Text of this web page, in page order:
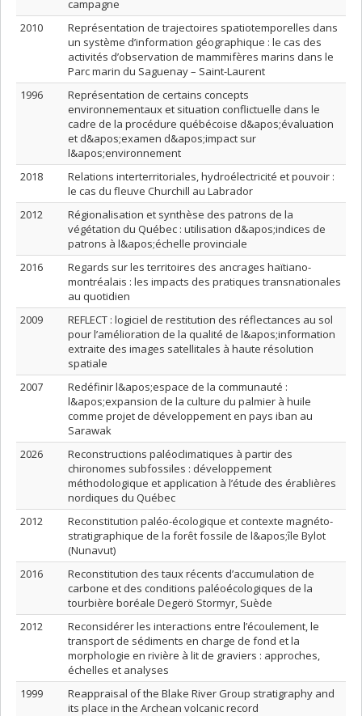
campagne
2010
Représentation de trajectoires spatiotemporelles dans
un système d’information géographique : le cas des
activités d’observation de mammifères marins dans le
Parc marin du Saguenay – Saint-Laurent
1996
Représentation de certains concepts
environnementaux et situation conflictuelle dans le
cadre de la procédure québécoise d&apos;évaluation
et d&apos;examen d&apos;impact sur
l&apos;environnement
2018
Relations interterritoriales, hydroélectricité et pouvoir :
le cas du fleuve Churchill au Labrador
2012
Régionalisation et synthèse des patrons de la
végétation du Québec : utilisation d&apos;indices de
patrons à l&apos;échelle provinciale
2016
Regards sur les territoires des ancrages haïtiano-
montréalais : les impacts des pratiques transnationales
au quotidien
2009
REFLECT : logiciel de restitution des réflectances au sol
pour l’amélioration de la qualité de l&apos;information
extraite des images satellitales à haute résolution
spatiale
2007
Redéfinir l&apos;espace de la communauté :
l&apos;expansion de la culture du palmier à huile
comme projet de développement en pays iban au
Sarawak
2026
Reconstructions paléoclimatiques à partir des
chironomes subfossiles : développement
méthodologique et application à l’étude des érablières
nordiques du Québec
2012
Reconstitution paléo-écologique et contexte magnéto-
stratigraphique de la forêt fossile de l&apos;île Bylot
(Nunavut)
2016
Reconstitution des taux récents d’accumulation de
carbone et des conditions paléoécologiques de la
tourbière boréale Degerö Stormyr, Suède
2012
Reconsidérer les interactions entre l’écoulement, le
transport de sédiments en charge de fond et la
morphologie en rivière à lit de graviers : approches,
échelles et analyses
1999
Reappraisal of the Blake River Group stratigraphy and
its place in the Archean volcanic record